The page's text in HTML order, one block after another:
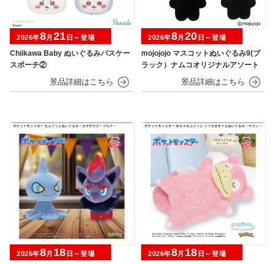
Chiikawa Baby ぬいぐるみパスケー
スポーチ②
2026年8月 21 日～登場
mojojojo マスコットぬいぐるみ9(ブ
ラック）ナムコオリジナルアソート
2026年8月 20 日～登場
2026年8月 18 日～登場 2026年8月 18 日～登場